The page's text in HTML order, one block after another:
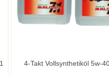
4-Takt Vollsynthetiköl 5w-